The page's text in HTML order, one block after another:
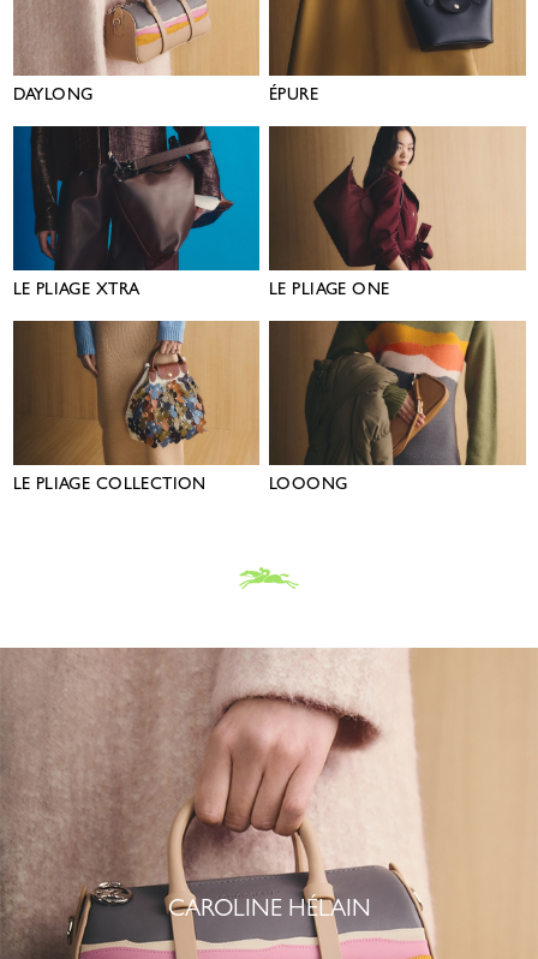
DAYLONG ÉPURE
LE PLIAGE XTRA LE PLIAGE ONE
LE PLIAGE COLLECTION LOOONG
CAROLINE HÉLAIN